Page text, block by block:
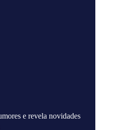
e revela novidades